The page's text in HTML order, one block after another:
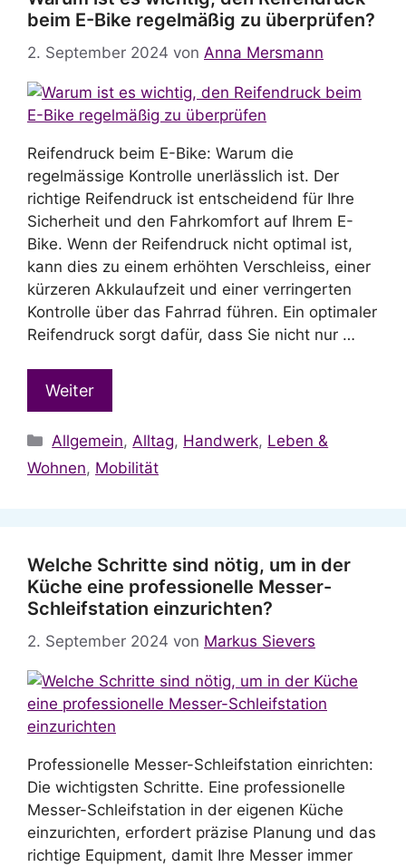
beim E-Bike regelmäßig zu überprüfen?
2. September 2024 von Anna Mersmann
Reifendruck beim E-Bike: Warum die
regelmässige Kontrolle unerlässlich ist. Der
richtige Reifendruck ist entscheidend für Ihre
Sicherheit und den Fahrkomfort auf Ihrem E-
Bike. Wenn der Reifendruck nicht optimal ist,
kann dies zu einem erhöhten Verschleiss, einer
kürzeren Akkulaufzeit und einer verringerten
Kontrolle über das Fahrrad führen. Ein optimaler
Reifendruck sorgt dafür, dass Sie nicht nur …
Weiter
Kategorien
Allgemein,Alltag, Handwerk, Leben &
Wohnen, Mobilität
Welche Schritte sind nötig, um in der
Küche eine professionelle Messer-
Schleifstation einzurichten?
2. September 2024 von Markus Sievers
Professionelle Messer-Schleifstation einrichten:
Die wichtigsten Schritte. Eine professionelle
Messer-Schleifstation in der eigenen Küche
einzurichten, erfordert präzise Planung und das
richtige Equipment, damit Ihre Messer immer